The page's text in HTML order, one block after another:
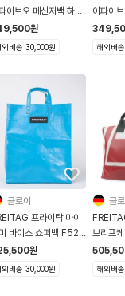
이브오 메신저백 하파
Hawaii Five O
옐로우
원
외배송 30,000원
이파이
오 F41
블루
해외배
클로이
프라이탁 마이
바이스 쇼퍼백 F52
Vice 라이트블루
원
외배송 30,000원
클로
브리프
F305
해외배